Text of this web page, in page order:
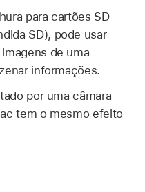
para cartões SD
SD), pode usar
de uma
informações.
por uma câmara
tem o mesmo efeito